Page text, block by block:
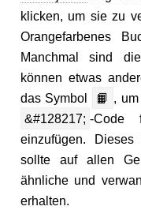
klicken, um sie zu
Orangefarbenes
Manchmal sind
können etwas
das Symbol
📙 ,
&#128217; -Code
einzufügen.
sollte auf allen
ähnliche und
erhalten.